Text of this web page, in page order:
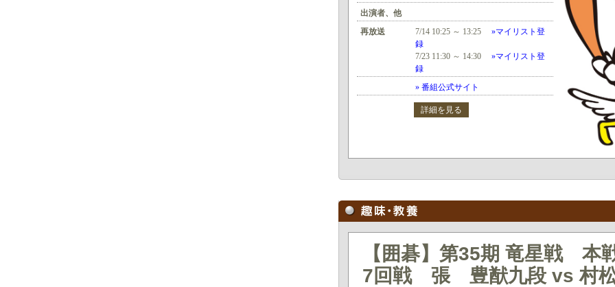
出演者、他
再放送
7/14 10:25 ～ 13:25
»マイリスト登
録
7/23 11:30 ～ 14:30
»マイリスト登
録
» 番組公式サイト
詳細を見る
【囲碁】第35期 竜星戦 本
7回戦 張 豊猷九段 vs 村